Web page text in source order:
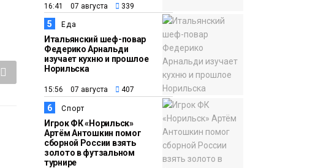
16:41 07 августа 339
5 Еда
Итальянский шеф-повар
Федерико Арнальди
изучает кухню и прошлое
Норильска
15:56 07 августа 407
6 Спорт
Игрок ФК «Норильск»
Артём Антошкин помог
сборной России взять
золото в футзальном
турнире